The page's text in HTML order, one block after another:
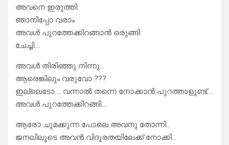
അവനെ ഇരുത്തി.
ഞാനിപ്പോ വരാം
അവൾ പുറത്തേക്കിറങ്ങാൻ ഒരുങ്ങി
ചേച്ചി….
അവൾ തിരിഞ്ഞു നിന്നു…
ആരെങ്കിലും വരുവോ ???
ഇല്ലെടോ…. വന്നാൽ തന്നെ നോക്കാൻ പുറത്താളുണ്ട്….
അവൾ പുറത്തേക്കിറങ്ങി….
ആരോ ചുമക്കുന്ന പോലെ അവനു തോന്നി…
ജനലിലൂടെ അവൻ വിദൂരതയിലേക്ക് നോക്കി…